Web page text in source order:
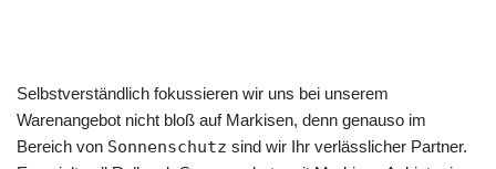
Selbstverständlich fokussieren wir uns bei unserem
Warenangebot nicht bloß auf Markisen, denn genauso im
Bereich von Sonnenschutz sind wir Ihr verlässlicher Partner.